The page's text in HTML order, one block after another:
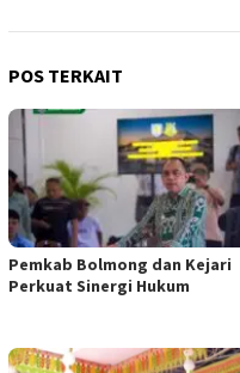
POS TERKAIT
Pemkab Bolmong dan Kejari
Perkuat Sinergi Hukum